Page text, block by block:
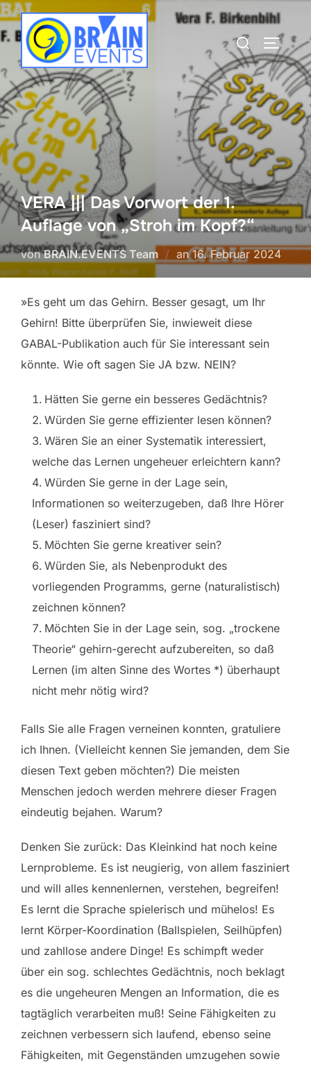
Zum
Inhalt
springen
Suchen
nach:
VERA ||| Das Vorwort der 1.
Auflage von „Stroh im Kopf?“
vonBRAIN.EVENTS Team anVeröffentlicht
16. Februar 2024
»Es geht um das Gehirn. Besser gesagt, um Ihr
Gehirn! Bitte überprüfen Sie, inwieweit diese
GABAL-Publikation auch für Sie interessant sein
könnte. Wie oft sagen Sie JA bzw. NEIN?
Hätten Sie gerne ein besseres Gedächtnis?
Würden Sie gerne effizienter lesen können?
Wären Sie an einer Systematik interessiert,
welche das Lernen ungeheuer erleichtern kann?
Würden Sie gerne in der Lage sein,
Informationen so weiterzugeben, daß Ihre Hörer
(Leser) fasziniert sind?
Möchten Sie gerne kreativer sein?
Würden Sie, als Nebenprodukt des
vorliegenden Programms, gerne (naturalistisch)
zeichnen können?
Möchten Sie in der Lage sein, sog. „trockene
Theorie“ gehirn-gerecht aufzubereiten, so daß
Lernen (im alten Sinne des Wortes *) überhaupt
nicht mehr nötig wird?
Falls Sie alle Fragen verneinen konnten, gratuliere
ich Ihnen. (Vielleicht kennen Sie jemanden, dem Sie
diesen Text geben möchten?) Die meisten
Menschen jedoch werden mehrere dieser Fragen
eindeutig bejahen. Warum?
Denken Sie zurück: Das Kleinkind hat noch keine
Lernprobleme. Es ist neugierig, von allem fasziniert
und will alles kennenlernen, verstehen, begreifen!
Es lernt die Sprache spielerisch und mühelos! Es
lernt Körper-Koordination (Ballspielen, Seilhüpfen)
und zahllose andere Dinge! Es schimpft weder
über ein sog. schlechtes Gedächtnis, noch beklagt
es die ungeheuren Mengen an Information, die es
tagtäglich verarbeiten muß! Seine Fähigkeiten zu
zeichnen verbessern sich laufend, ebenso seine
Fähigkeiten, mit Gegenständen umzugehen sowie